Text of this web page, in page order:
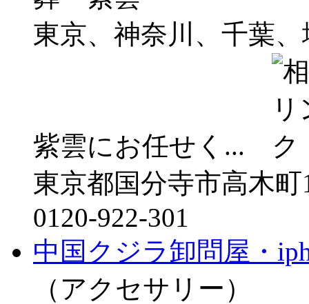
東京、神奈川、千葉
紫雲にお任せく...
東京都国分寺市高木町
0120-922-301
中国クジラ卸問屋・
（アクセサリー）